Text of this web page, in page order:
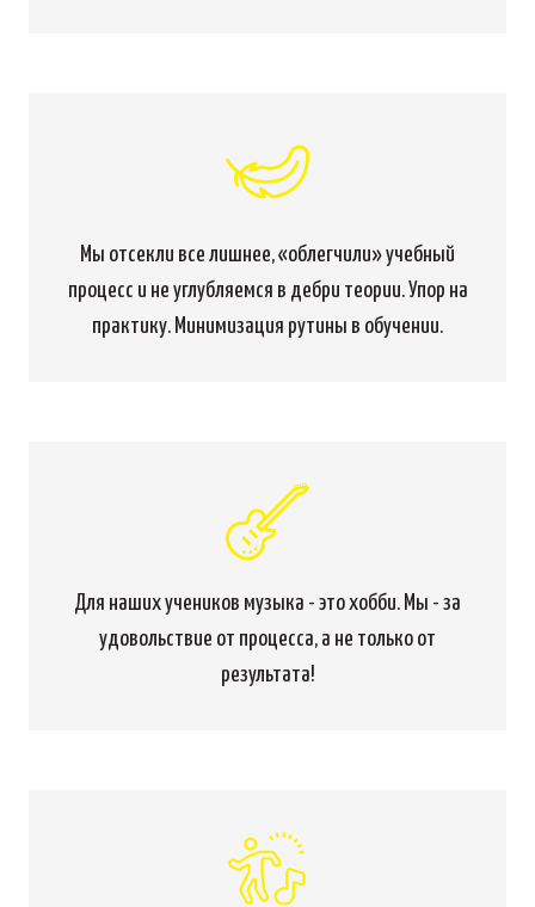
Мы отсекли все лишнее, «облегчили» учебный
процесс и не углубляемся в дебри теории. Упор на
практику. Минимизация рутины в обучении.
Для наших учеников музыка - это хобби. Мы - за
удовольствие от процесса, а не только от
результата!